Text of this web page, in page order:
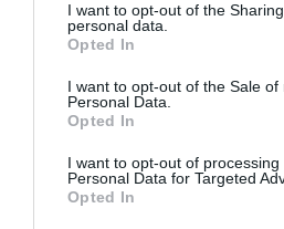
I want to opt-out of the
personal data.
Opted In
I want to opt-out of the Sale of
Personal Data.
Opted In
I want to opt-out of processing
Personal Data for Targeted
Opted In
Ακολουθήστε το
μάθετε πρώτοι όλες τις
Δείτε όλα τατελευταία νέα
Πολιτισμό στοCulturenow.gr
Νέοι Διαγωνισμοί